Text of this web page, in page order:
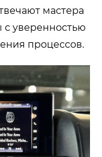
мастера
с уверенностью
процессов.